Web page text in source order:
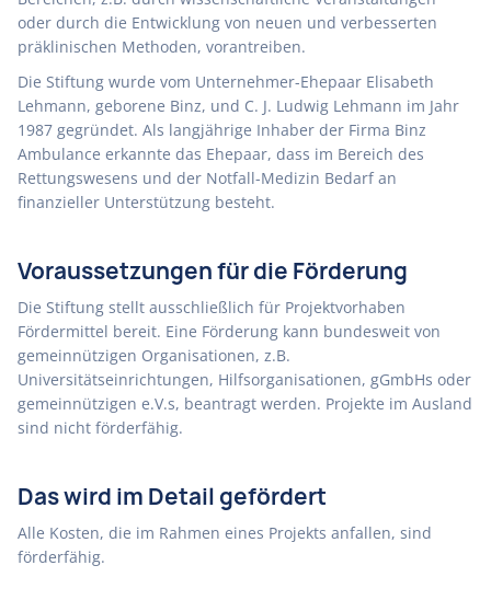
oder durch die Entwicklung von neuen und verbesserten
präklinischen Methoden, vorantreiben.
Die Stiftung wurde vom Unternehmer-Ehepaar Elisabeth
Lehmann, geborene Binz, und C. J. Ludwig Lehmann im Jahr
1987 gegründet. Als langjährige Inhaber der Firma Binz
Ambulance erkannte das Ehepaar, dass im Bereich des
Rettungswesens und der Notfall-Medizin Bedarf an
finanzieller Unterstützung besteht.
Voraussetzungen für die Förderung
Die Stiftung stellt ausschließlich für Projektvorhaben
Fördermittel bereit. Eine Förderung kann bundesweit von
gemeinnützigen Organisationen, z.B.
Universitätseinrichtungen, Hilfsorganisationen, gGmbHs oder
gemeinnützigen e.V.s, beantragt werden. Projekte im Ausland
sind nicht förderfähig.
Das wird im Detail gefördert
Alle Kosten, die im Rahmen eines Projekts anfallen, sind
förderfähig.